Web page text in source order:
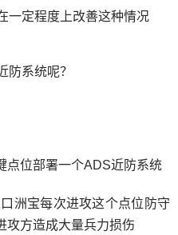
一定程度上改善这种情况
防系统呢？
点位部署一个ADS近防系统
洲宝每次进攻这个点位防守
攻方造成大量兵力损伤